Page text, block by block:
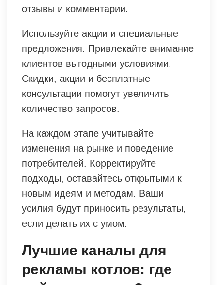
отзывы и комментарии.
Используйте акции и специальные
предложения. Привлекайте внимание
клиентов выгодными условиями.
Скидки, акции и бесплатные
консультации помогут увеличить
количество запросов.
На каждом этапе учитывайте
изменения на рынке и поведение
потребителей. Корректируйте
подходы, оставайтесь открытыми к
новым идеям и методам. Ваши
усилия будут приносить результаты,
если делать их с умом.
Лучшие каналы для
рекламы котлов: где